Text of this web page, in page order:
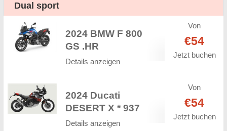
Dual sport
2024 BMW F 800
GS .HR
Details anzeigen
Von
€54
Jetzt buchen
2024 Ducati
DESERT X * 937
Details anzeigen
Von
€54
Jetzt buchen